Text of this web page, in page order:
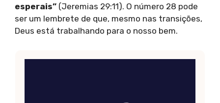
esperais” (Jeremias 29:11). O número 28 pode
ser um lembrete de que, mesmo nas transições,
Deus está trabalhando para o nosso bem.